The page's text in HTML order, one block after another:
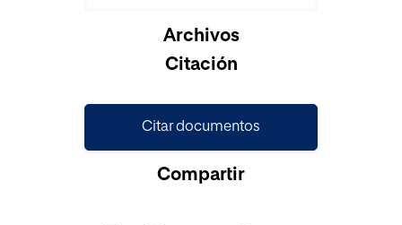
Archivos
Citación
Citar documentos
Compartir